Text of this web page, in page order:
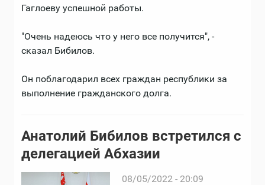
Гаглоеву успешной работы.
"Очень надеюсь что у него все получится", -
сказал Бибилов.
Он поблагодарил всех граждан республики за
выполнение гражданского долга.
Анатолий Бибилов встретился с
делегацией Абхазии
08/05/2022 - 20:09